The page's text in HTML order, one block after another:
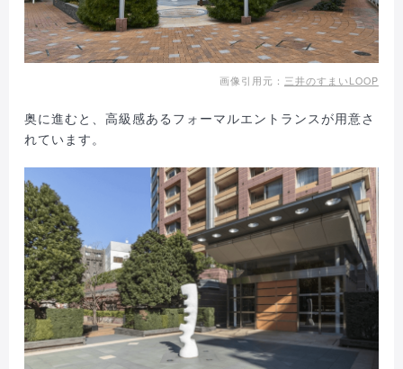
画像引用元： 三井のすまいLOOP
奥に進むと、高級感あるフォーマルエントランスが用意さ
れています。